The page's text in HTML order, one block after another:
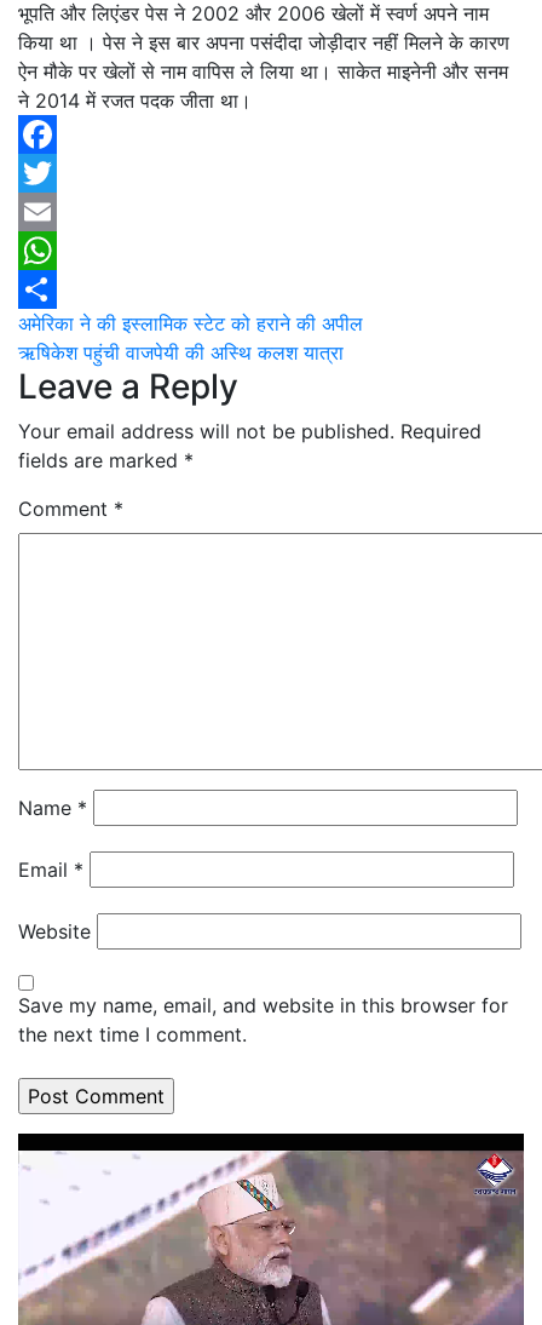
भूपति और लिएंडर पेस ने 2002 और 2006 खेलों में स्वर्ण अपने नाम
किया था । पेस ने इस बार अपना पसंदीदा जोड़ीदार नहीं मिलने के कारण
ऐन मौके पर खेलों से नाम वापिस ले लिया था। साकेत माइनेनी और सनम
ने 2014 में रजत पदक जीता था।
Facebook
Twitter
Email
WhatsApp
Share
Post
navigation
अमेरिका ने की इस्लामिक स्टेट को हराने की अपील
ऋषिकेश पहुंची वाजपेयी की अस्थि कलश यात्रा
Leave a Reply
Your email address will not be published. Required
fields are marked *
Comment *
Name *
Email *
Website
Save my name, email, and website in this browser for
the next time I comment.